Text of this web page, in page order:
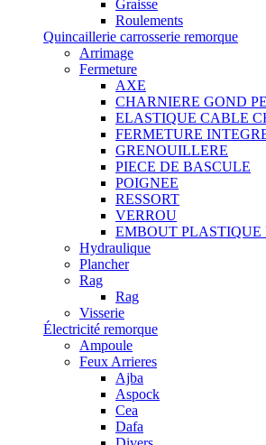
Graisse
Roulements
Quincaillerie carrosserie remorque
Arrimage
Fermeture
AXE
CHARNIERE GOND
ELASTIQUE CABLE
FERMETURE
GRENOUILLERE
PIECE DE BASCULE
POIGNEE
RESSORT
VERROU
EMBOUT PLASTIQUE
Hydraulique
Plancher
Rag
Rag
Visserie
Électricité remorque
Ampoule
Feux Arrieres
Ajba
Aspock
Cea
Dafa